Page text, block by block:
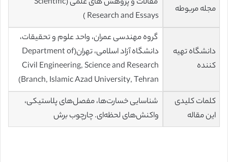
مجله مربوطه
Research and Essays )
دانشگاه تهیه
کننده
گروه مهندسی عمران، واحد علوم و تحقیقات،
دانشگاه آزاد اسلامی، تهران(Department of
Civil Engineering, Science and Research
Branch, Islamic Azad University, Tehran)
کلمات کلیدی
این مقاله
شناسایی خسارت‌ها، مفصل‌های پلاستیکی،
واکنش‌های لحظه‌ای. چارچوب برش